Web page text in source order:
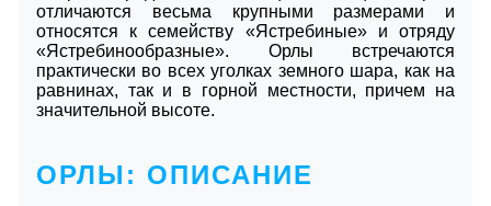
отличаются весьма крупными размерами и
относятся к семейству «Ястребиные» и отряду
«Ястребинообразные». Орлы встречаются
практически во всех уголках земного шара, как на
равнинах, так и в горной местности, причем на
значительной высоте.
ОРЛЫ: ОПИСАНИЕ